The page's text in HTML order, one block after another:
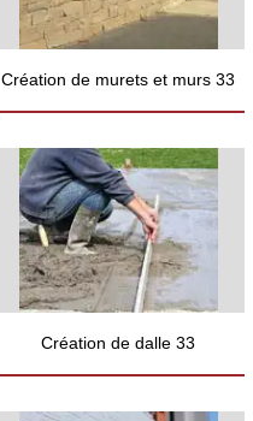
Création de murets et murs 33
Création de dalle 33